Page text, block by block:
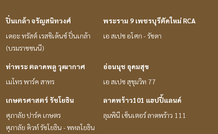
ปิ่นเกล้า จรัญสนิทวงศ์
เดอะ ทรัสต์ เรสซิเด้นซ์ ปิ่นเกล้า
(บรมราชชนนี)
พระราม 9 เพชรบุรีตัดใหม่ RCA
เอ สเปซ อโศก - รัชดา
ท่าพระ ตลาดพลู วุฒากาศ
เมโทร พาร์ค สาทร
อ่อนนุช อุดมสุข
เอ สเปซ สุขุมวิท 77
เกษตรศาสตร์ รัชโยธิน
ศุภาลัย ปาร์ค เกษตร
ศุภาลัย คิวท์ รัชโยธิน - พหลโยธิน
ลาดพร้าว101 แฮปปี้แลนด์
ลุมพินี เซ็นเตอร์ ลาดพร้าว 111